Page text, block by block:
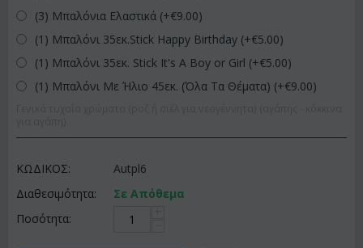
(3) Μπαλόνια Ελαστικά (+€9.00)
(1) Μπαλόνι 35εκ.Stick Happy Birthday (+€5.00)
(1) Μπαλόνι 35εκ. Stick It's A Boy or Girl (+€5.00)
(1) Μπαλόνι Με Ήλιο 45εκ. (Όλα Τα Θέματα) (+€9.00)
ΚΩΔΙΚΟΣ:
Autpl6
Διαθεσιμότητα:
Σε Απόθεμα
Ποσότητα: